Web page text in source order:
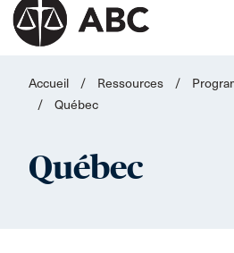
Accueil / Ressources /
/
Québec
Québec